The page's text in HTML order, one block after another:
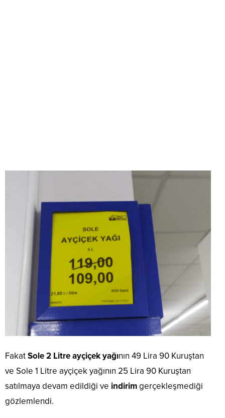
FakatSole 2 Litre ayçiçek yağının 49 Lira 90 Kuruştan
ve Sole 1 Litre ayçiçek yağının 25 Lira 90 Kuruştan
satılmaya devam edildiği ve indirimgerçekleşmediği
gözlemlendi.